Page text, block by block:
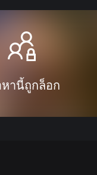
หานี้ถูกล็อก